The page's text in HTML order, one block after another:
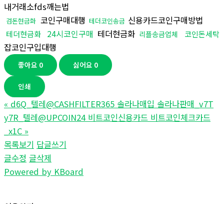
내거래소fds깨는법
검돈현금화 코인구매대행 테더코인송금 신용카드코인구매방법
테더현금화 24시코인구매 테더현금화 리플송금업체 코인돈세탁
잡코인구입대행
좋아요 0 싫어요 0
인쇄
« d6Q_텔레@CASHFILTER365 솔라나매입 솔라나판매_v7T
y7R_텔레@UPCOIN24 비트코인신용카드 비트코인체크카드
_x1C »
목록보기 답글쓰기
글수정 글삭제
Powered by KBoard